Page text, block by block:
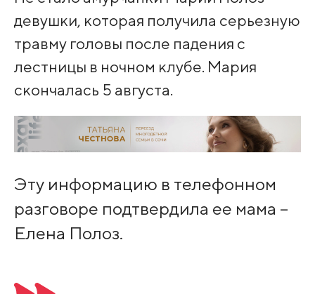
девушки, которая получила серьезную
травму головы после падения с
лестницы в ночном клубе. Мария
скончалась 5 августа.
Эту информацию в телефонном
разговоре подтвердила ее мама –
Елена Полоз.